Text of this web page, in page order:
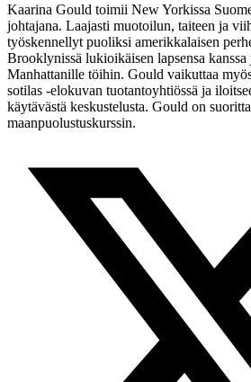
Kaarina Gould toimii New Yorkissa
johtajana. Laajasti muotoilun, taiteen ja
työskennellyt puoliksi amerikkalaisen
Brooklynissä lukioikäisen lapsensa
Manhattanille töihin. Gould vaikuttaa
sotilas -elokuvan tuotantoyhtiössä ja
käytävästä keskustelusta. Gould on
maanpuolustuskurssin.